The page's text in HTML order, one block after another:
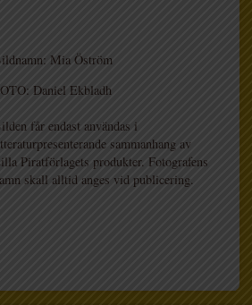
Mia Öström
Daniel Ekbladh
får endast användas i
sammanhang av
Piratförlagets produkter. Fotografens
skall alltid anges vid publicering.